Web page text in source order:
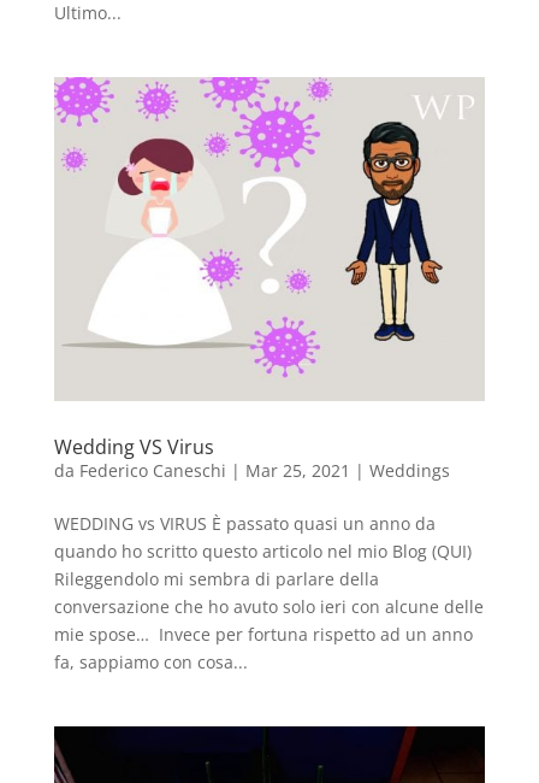
Ultimo...
Wedding VS Virus
da Federico Caneschi | Mar 25, 2021 | Weddings
WEDDING vs VIRUS È passato quasi un anno da
quando ho scritto questo articolo nel mio Blog (QUI)
Rileggendolo mi sembra di parlare della
conversazione che ho avuto solo ieri con alcune delle
mie spose… Invece per fortuna rispetto ad un anno
fa, sappiamo con cosa...